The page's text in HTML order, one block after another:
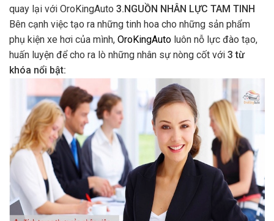
quay lại với OroKingAuto 3.NGUỒN NHÂN LỰC TAM TINH
Bên cạnh việc tạo ra những tinh hoa cho những sản phẩm
phụ kiện xe hơi của mình, OroKingAuto luôn nỗ lực đào tạo,
huấn luyện để cho ra lò những nhân sự nòng cốt với 3 từ
khóa nổi bật: